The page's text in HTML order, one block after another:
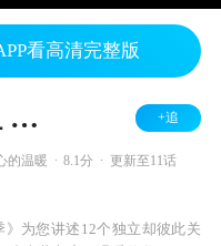
看高清完整版
泡芙小姐 第三季 +追
的温暖 8.1分 更新至11话
》为您讲述12个独立却彼此关